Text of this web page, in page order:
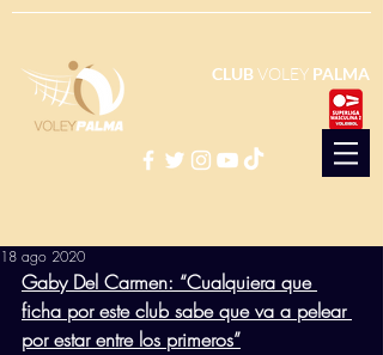
CLUBVOLEY PALMA
18 ago 2020
Gaby Del Carmen: “Cualquiera que
ficha por este club sabe que va a pelear
por estar entre los primeros”